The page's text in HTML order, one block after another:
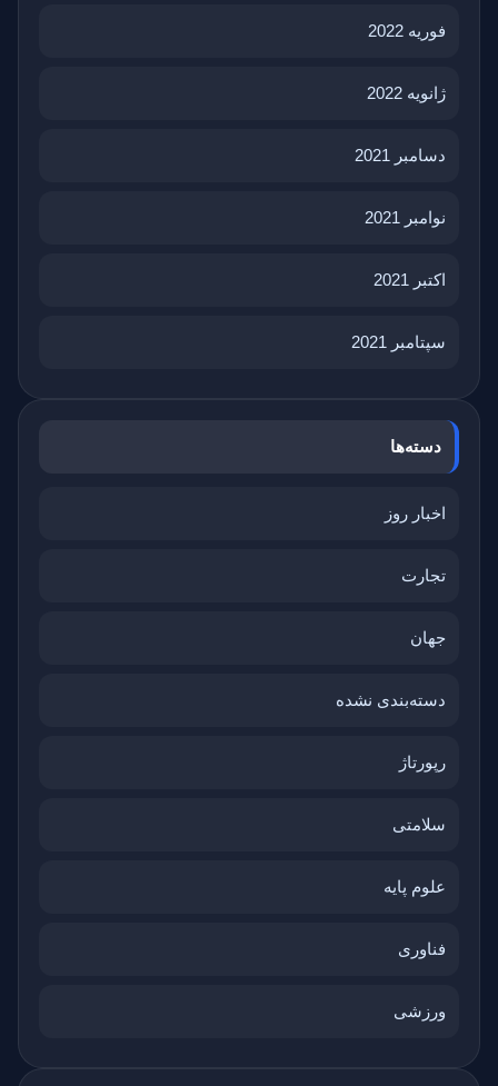
فوریه 2022
ژانویه 2022
دسامبر 2021
نوامبر 2021
اکتبر 2021
سپتامبر 2021
دسته‌ها
اخبار روز
تجارت
جهان
دسته‌بندی نشده
رپورتاژ
سلامتی
علوم پایه
فناوری
ورزشی